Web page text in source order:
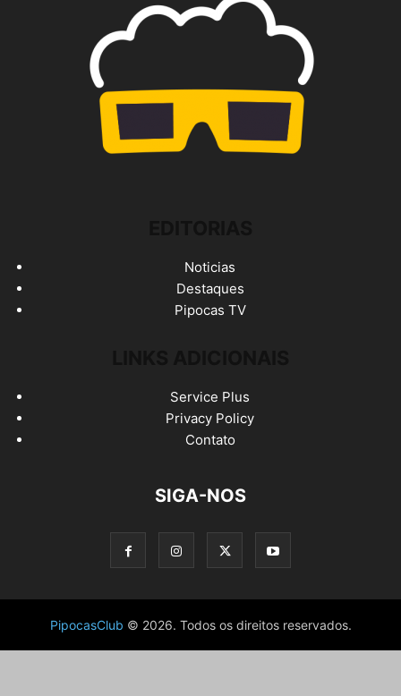
Noticias
Destaques
Pipocas TV
Service Plus
Privacy Policy
Contato
SIGA-NOS
PipocasClub © 2026. Todos os direitos reservados.